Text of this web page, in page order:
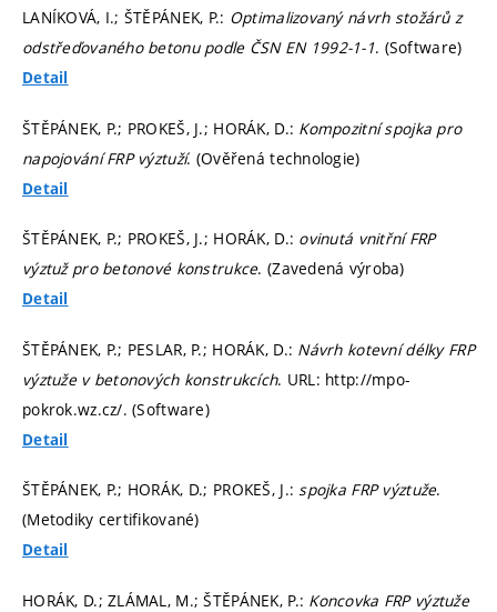
LANÍKOVÁ, I.; ŠTĚPÁNEK, P.: Optimalizovaný návrh stožárů z
odstřeďovaného betonu podle ČSN EN 1992-1-1. (Software)
Detail
ŠTĚPÁNEK, P.; PROKEŠ, J.; HORÁK, D.: Kompozitní spojka pro
napojování FRP výztuží. (Ověřená technologie)
Detail
ŠTĚPÁNEK, P.; PROKEŠ, J.; HORÁK, D.: ovinutá vnitřní FRP
výztuž pro betonové konstrukce. (Zavedená výroba)
Detail
ŠTĚPÁNEK, P.; PESLAR, P.; HORÁK, D.: Návrh kotevní délky FRP
výztuže v betonových konstrukcích. URL: http://mpo-
pokrok.wz.cz/. (Software)
Detail
ŠTĚPÁNEK, P.; HORÁK, D.; PROKEŠ, J.: spojka FRP výztuže.
(Metodiky certifikované)
Detail
HORÁK, D.; ZLÁMAL, M.; ŠTĚPÁNEK, P.: Koncovka FRP výztuže